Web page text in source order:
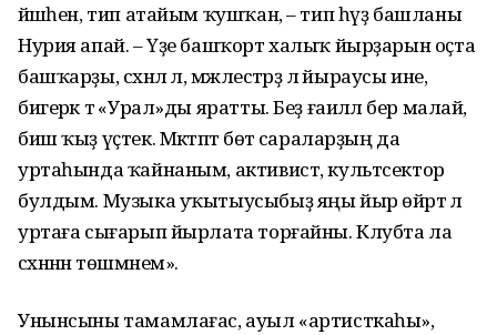
йәшәһен, тип атайым ҡушҡан, – тип һүҙ башланы
Нурия апай. – Үҙе башҡорт халыҡ йырҙарын оҫта
башҡарҙы, сәхнәлә лә, мәжлестәрҙә лә йыраусы ине,
бигерәк тә «Урал»ды яратты. Беҙ ғаиләлә бер малай,
биш ҡыҙ үҫтек. Мәктәптә бөтә сараларҙың да
уртаһында ҡайнаным, активист, культсектор
булдым. Музыка уҡытыусыбыҙ яңы йыр өйрәтә лә
уртаға сығарып йырлата торғайны. Клубта ла
сәхнәнән төшмәнем».
Унынсыны тамамлағас, ауыл «артисткаһы»,